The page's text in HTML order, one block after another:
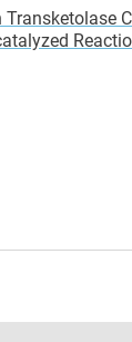
Transketolase